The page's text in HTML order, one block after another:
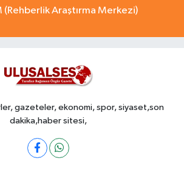
RAM (Rehberlik Araştırma Merkezi)
gazeteler, ekonomi, spor, siyaset,son
dakika,haber sitesi,